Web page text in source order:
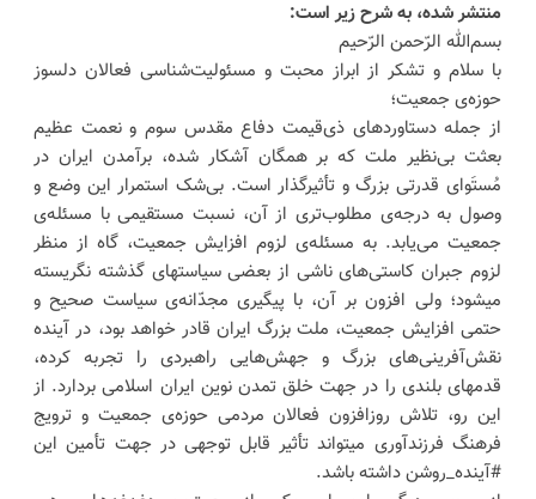
منتشر شده، به شرح زیر است:
بسم‌الله الرّحمن الرّحیم
با سلام و تشکر از ابراز محبت و مسئولیت‌شناسی فعالان دلسوز
حوزه‌ی جمعیت؛
از جمله دستاوردهای ذی‌قیمت دفاع مقدس سوم و نعمت عظیم
بعثت بی‌نظیر ملت که بر همگان آشکار شده، برآمدن ایران در
مُستَوای قدرتی بزرگ و تأثیرگذار است. بی‌شک استمرار این وضع و
وصول به درجه‌ی مطلوب‌تری از آن، نسبت مستقیمی با مسئله‌ی
جمعیت می‌یابد. به مسئله‌ی لزوم افزایش جمعیت، گاه از منظر
لزوم جبران کاستی‌های ناشی از بعضی سیاستهای گذشته نگریسته
میشود؛ ولی افزون بر آن، با پیگیری مجدّانه‌ی سیاست صحیح و
حتمی افزایش جمعیت، ملت بزرگ ایران قادر خواهد بود، در آینده
نقش‌آفرینی‌های بزرگ و جهش‌هایی راهبردی را تجربه کرده،
قدمهای بلندی را در جهت خلق تمدن نوین ایران اسلامی بردارد. از
این رو، تلاش روزافزون فعالان مردمی حوزه‌ی جمعیت و ترویج
فرهنگ فرزندآوری میتواند تأثیر قابل توجهی در جهت تأمین این
#آینده‌_روشن داشته باشد.